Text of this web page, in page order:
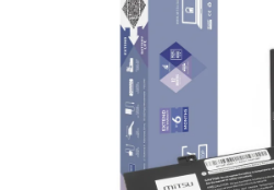
hvězdiček.